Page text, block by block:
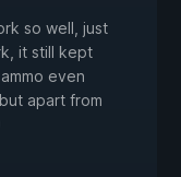
so well, just
it still kept
even
apart from